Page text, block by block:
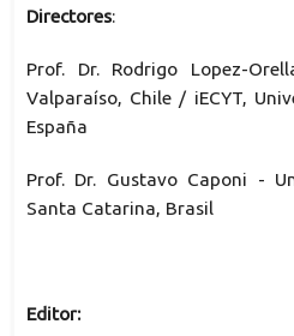
Directores:
Prof. Dr. Rodrigo Lopez-
Valparaíso, Chile / iECYT,
España
Prof. Dr. Gustavo Caponi -
Santa Catarina, Brasil
Editor: